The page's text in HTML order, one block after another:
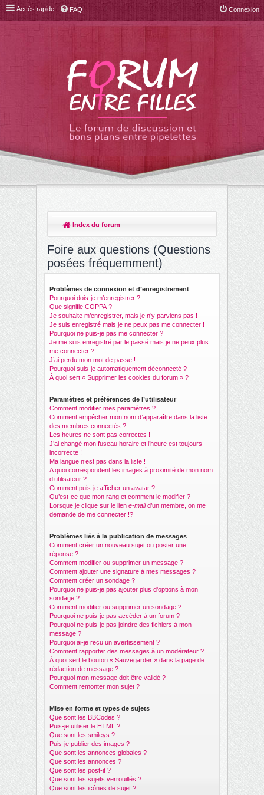
Accès rapide FAQ Connexion
Index du forum
ec
her
Foire aux questions (Questions
posées fréquemment)
Problèmes de connexion et d’enregistrement
Pourquoi dois-je m’enregistrer ?
Que signifie COPPA ?
Je souhaite m’enregistrer, mais je n’y parviens pas !
Je suis enregistré mais je ne peux pas me connecter !
Pourquoi ne puis-je pas me connecter ?
Je me suis enregistré par le passé mais je ne peux plus
me connecter ?!
J’ai perdu mon mot de passe !
Pourquoi suis-je automatiquement déconnecté ?
À quoi sert « Supprimer les cookies du forum » ?
Paramètres et préférences de l’utilisateur
Comment modifier mes paramètres ?
Comment empêcher mon nom d’apparaître dans la liste
des membres connectés ?
Les heures ne sont pas correctes !
J’ai changé mon fuseau horaire et l’heure est toujours
incorrecte !
Ma langue n’est pas dans la liste !
A quoi correspondent les images à proximité de mon nom
d’utilisateur ?
Comment puis-je afficher un avatar ?
Qu’est-ce que mon rang et comment le modifier ?
Lorsque je clique sur le lien e-maild’un membre, on me
demande de me connecter !?
Problèmes liés à la publication de messages
Comment créer un nouveau sujet ou poster une
réponse ?
Comment modifier ou supprimer un message ?
Comment ajouter une signature à mes messages ?
Comment créer un sondage ?
Pourquoi ne puis-je pas ajouter plus d’options à mon
sondage ?
Comment modifier ou supprimer un sondage ?
Pourquoi ne puis-je pas accéder à un forum ?
Pourquoi ne puis-je pas joindre des fichiers à mon
message ?
Pourquoi ai-je reçu un avertissement ?
Comment rapporter des messages à un modérateur ?
À quoi sert le bouton « Sauvegarder » dans la page de
rédaction de message ?
Pourquoi mon message doit être validé ?
Comment remonter mon sujet ?
Mise en forme et types de sujets
Que sont les BBCodes ?
Puis-je utiliser le HTML ?
Que sont les smileys ?
Puis-je publier des images ?
Que sont les annonces globales ?
Que sont les annonces ?
Que sont les post-it ?
Que sont les sujets verrouillés ?
Que sont les icônes de sujet ?